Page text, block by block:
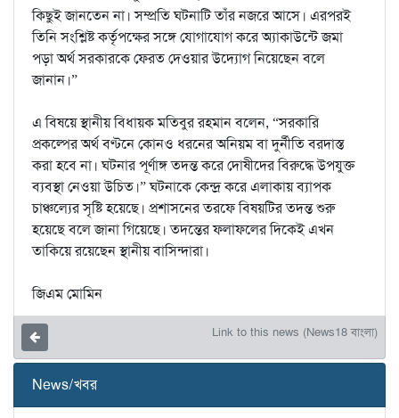
কিছুই জানতেন না। সম্প্রতি ঘটনাটি তাঁর নজরে আসে। এরপরই
তিনি সংশ্লিষ্ট কর্তৃপক্ষের সঙ্গে যোগাযোগ করে অ্যাকাউন্টে জমা
পড়া অর্থ সরকারকে ফেরত দেওয়ার উদ্যোগ নিয়েছেন বলে
জানান।”
এ বিষয়ে স্থানীয় বিধায়ক মতিবুর রহমান বলেন, “সরকারি
প্রকল্পের অর্থ বণ্টনে কোনও ধরনের অনিয়ম বা দুর্নীতি বরদাস্ত
করা হবে না। ঘটনার পূর্ণাঙ্গ তদন্ত করে দোষীদের বিরুদ্ধে উপযুক্ত
ব্যবস্থা নেওয়া উচিত।” ঘটনাকে কেন্দ্র করে এলাকায় ব্যাপক
চাঞ্চল্যের সৃষ্টি হয়েছে। প্রশাসনের তরফে বিষয়টির তদন্ত শুরু
হয়েছে বলে জানা গিয়েছে। তদন্তের ফলাফলের দিকেই এখন
তাকিয়ে রয়েছেন স্থানীয় বাসিন্দারা।
জিএম মোমিন
Link to this news (News18 বাংলা)
News/খবর